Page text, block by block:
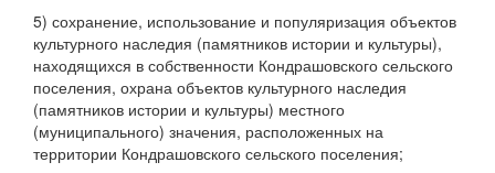
5) сохранение, использование и популяризация объектов
культурного наследия (памятников истории и культуры),
находящихся в собственности Кондрашовского сельского
поселения, охрана объектов культурного наследия
(памятников истории и культуры) местного
(муниципального) значения, расположенных на
территории Кондрашовского сельского поселения;